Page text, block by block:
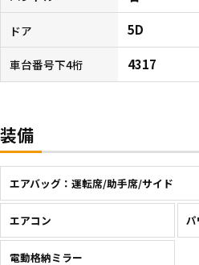
ドア 5D
車台番号下4桁 4317
装備
エアバッグ：運転席/助手席/サイド
エアコン
電動格納ミラー